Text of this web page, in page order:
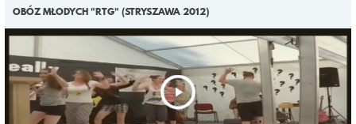
OBÓZ MŁODYCH "RTG" (STRYSZAWA 2012)